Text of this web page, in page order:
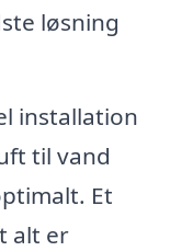
løsning
installation
til vand
Et
alt er